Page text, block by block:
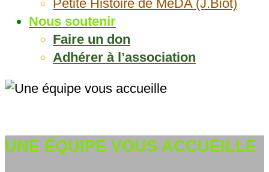
Petite Histoire de MéDA (J.Biot)
Nous soutenir
Faire un don
Adhérer à l’association
UNE ÉQUIPE VOUS ACCUEILLE